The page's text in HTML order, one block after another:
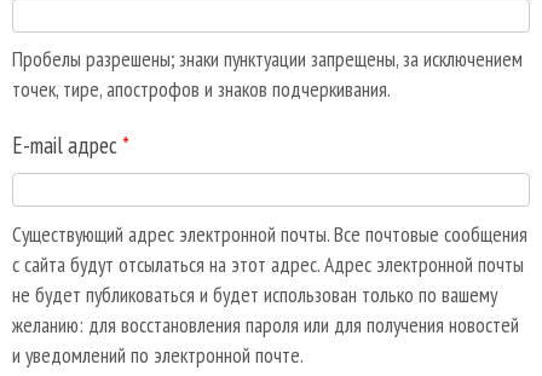
Пробелы разрешены; знаки пунктуации запрещены, за исключением
точек, тире, апострофов и знаков подчеркивания.
E-mail адрес *
Существующий адрес электронной почты. Все почтовые сообщения
с сайта будут отсылаться на этот адрес. Адрес электронной почты
не будет публиковаться и будет использован только по вашему
желанию: для восстановления пароля или для получения новостей
и уведомлений по электронной почте.